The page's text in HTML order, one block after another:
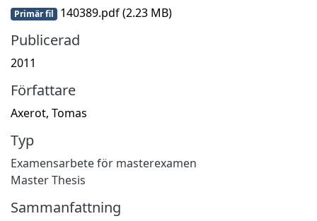
Primär fil 140389.pdf(2.23 MB)
Publicerad
2011
Författare
Axerot, Tomas
Typ
Examensarbete för masterexamen
Master Thesis
Sammanfattning